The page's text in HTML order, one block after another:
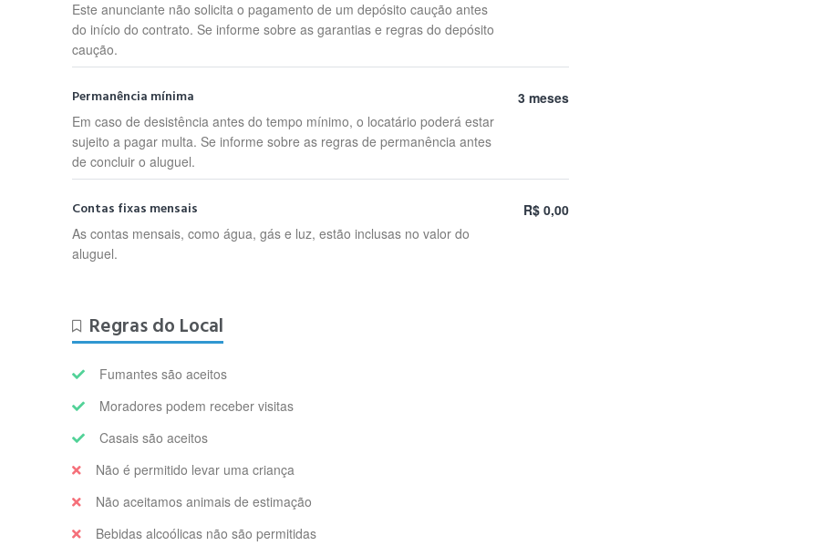
Este anunciante não solicita o pagamento de um depósito caução antes
do início do contrato. Se informe sobre as garantias e regras do depósito
caução.
Permanência mínima
Em caso de desistência antes do tempo mínimo, o locatário poderá estar
sujeito a pagar multa. Se informe sobre as regras de permanência antes
de concluir o aluguel.
3 meses
Contas fixas mensais
As contas mensais, como água, gás e luz, estão inclusas no valor do
aluguel.
R$ 0,00
Regras do Local
Fumantes são aceitos
Moradores podem receber visitas
Casais são aceitos
Não é permitido levar uma criança
Não aceitamos animais de estimação
Bebidas alcoólicas não são permitidas